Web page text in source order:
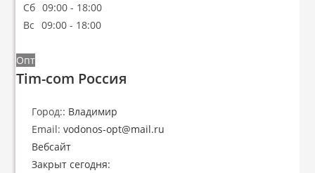
Сб 09:00 - 18:00
Вс
09:00 - 18:00
Опт
Tim-com Россия
Город:: Владимир
Email: vodonos-opt@mail.ru
Вебсайт
Закрыт сегодня: